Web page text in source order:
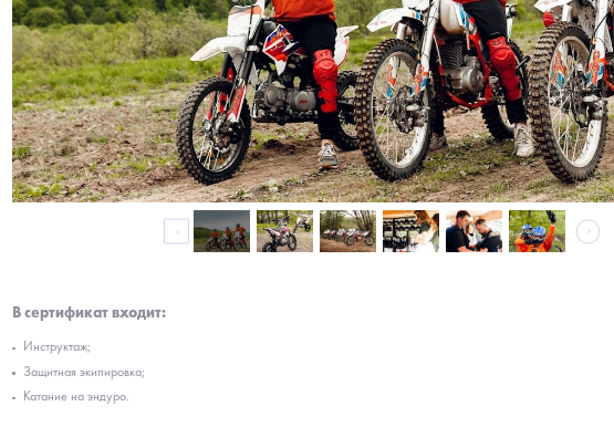
В сертификат входит:
Инструктаж;
Защитная экипировка;
Катание на эндуро.